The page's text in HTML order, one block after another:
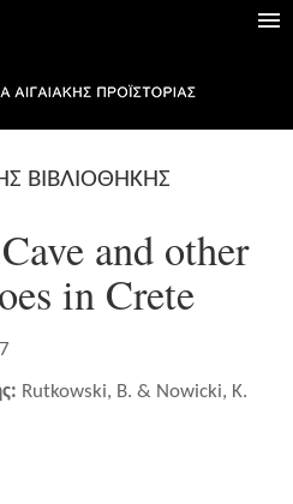
ΒΙΒΛΙΟΘΗΚΗΣ
and other
in Crete
Rutkowski, B. & Nowicki, K.